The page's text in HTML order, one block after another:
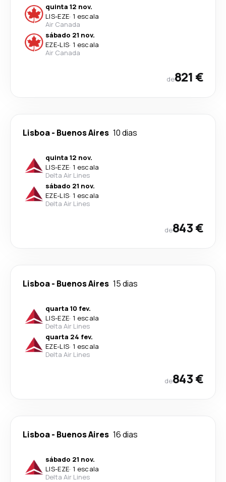
quinta 12 nov.
LIS-EZE· 1 escala
Air Canada
sábado 21 nov.
EZE-LIS· 1 escala
Air Canada
de821 €
Lisboa- Buenos Aires 10 dias
quinta 12 nov.
LIS-EZE· 1 escala
Delta Air Lines
sábado 21 nov.
EZE-LIS· 1 escala
Delta Air Lines
de843 €
Lisboa- Buenos Aires 15 dias
quarta 10 fev.
LIS-EZE· 1 escala
Delta Air Lines
quarta 24 fev.
EZE-LIS· 1 escala
Delta Air Lines
de843 €
Lisboa- Buenos Aires 16 dias
sábado 21 nov.
LIS-EZE· 1 escala
Delta Air Lines